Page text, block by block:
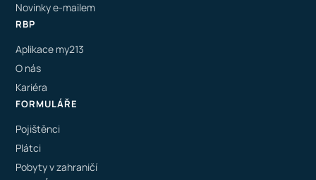
Novinky e-mailem
RBP
Aplikace my213
O nás
Kariéra
FORMULÁŘE
Pojištěnci
Plátci
Pobyty v zahraničí